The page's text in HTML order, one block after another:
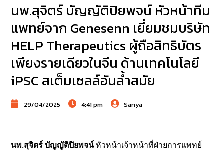
นพ.สุจิตร์ บัญญัติปิยพจน์ หัวหน้าทีม
แพทย์จาก Genesenn เยี่ยมชมบริษัท
HELP Therapeutics ผู้ถือสิทธิบัตร
เพียงรายเดียวในจีน ด้านเทคโนโลยี
iPSC สเต็มเซลล์อันล้ำสมัย
29/04/2025 4:41 pm Sanya
นพ.สุจิตร์ บัญญัติปิยพจน์หัวหน้าเจ้าหน้าที่ฝ่ายการแพทย์